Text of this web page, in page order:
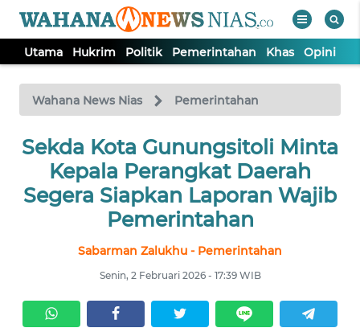
Utama Hukrim Politik Pemerintahan Khas Opini
Wahana News Nias Pemerintahan
Sekda Kota Gunungsitoli Minta
Kepala Perangkat Daerah
Segera Siapkan Laporan Wajib
Pemerintahan
Sabarman Zalukhu - Pemerintahan
Senin, 2 Februari 2026 - 17:39 WIB
TV
Tutup
UTAMA
HUKRIM
PEMERINTAHAN
KHAS